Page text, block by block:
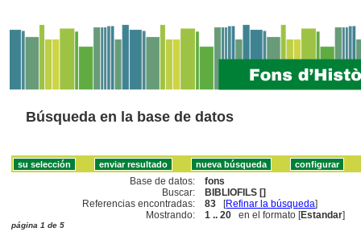
Búsqueda en la base de datos
Base de datos:
fons
Buscar:
BIBLIOFILS []
Referencias encontradas:
83 [Refinar la búsqueda]
Mostrando:
1 .. 20 en el formato [Estandar]
página 1 de 5